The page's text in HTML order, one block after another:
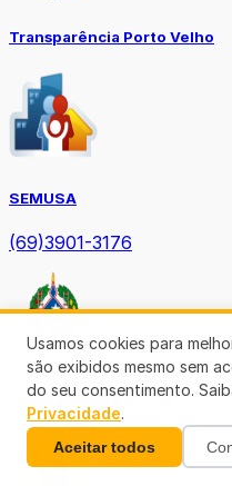
Transparência Porto Velho
SEMUSA
(69)3901-3176
Diário Oficial TCE-RO
Usamos cookies para
são exibidos mesmo sem
do seu consentimento.
Privacidade.
Aceitar todos